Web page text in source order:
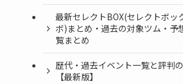
最新セレクトBOX(セレクトボッ
ボ)まとめ・過去の対象ツム・予
覧まとめ
歴代・過去イベント一覧と評判
【最新版】